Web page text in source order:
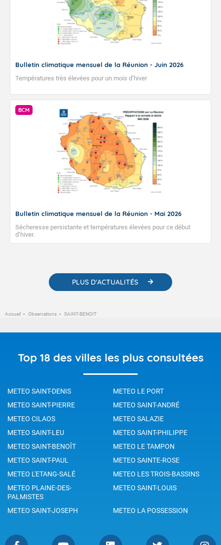
Bulletin climatique mensuel de la Réunion - Juin 2026
Températures très élevées pour un mois d’hiver
BCM
Bulletin climatique mensuel de la Réunion - Mai 2026
Sécheresse persistante et températures élevées pour ce début
d’hiver.
PLUS D'ACTUALITÉS
Accueil Observations SAINT-BENOIT
Top 18 des villes les plus consultées
METEO SAINT-DENIS
METEO LE PORT
METEO SAINT-PIERRE
METEO SAINT-ANDRÉ
METEO CILAOS
METEO SALAZIE
METEO SAINT-LEU
METEO SAINT-PHILIPPE
METEO SAINT-BENOÎT
METEO LE TAMPON
METEO SAINT-PAUL
METEO SAINTE-ROSE
METEO L'ETANG-SALÉ
METEO LES TROIS-BASSINS
METEO PLAINE-DES-
PALMISTES
METEO SAINT-LOUIS
METEO SAINT-JOSEPH METEO LA POSSESSION